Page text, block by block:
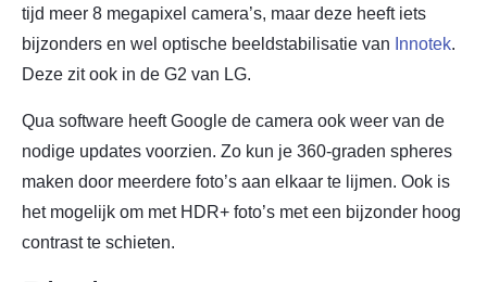
tijd meer 8 megapixel camera’s, maar deze heeft iets
bijzonders en wel optische beeldstabilisatie van Innotek.
Deze zit ook in de G2 van LG.
Qua software heeft Google de camera ook weer van de
nodige updates voorzien. Zo kun je 360-graden spheres
maken door meerdere foto’s aan elkaar te lijmen. Ook is
het mogelijk om met HDR+ foto’s met een bijzonder hoog
contrast te schieten.